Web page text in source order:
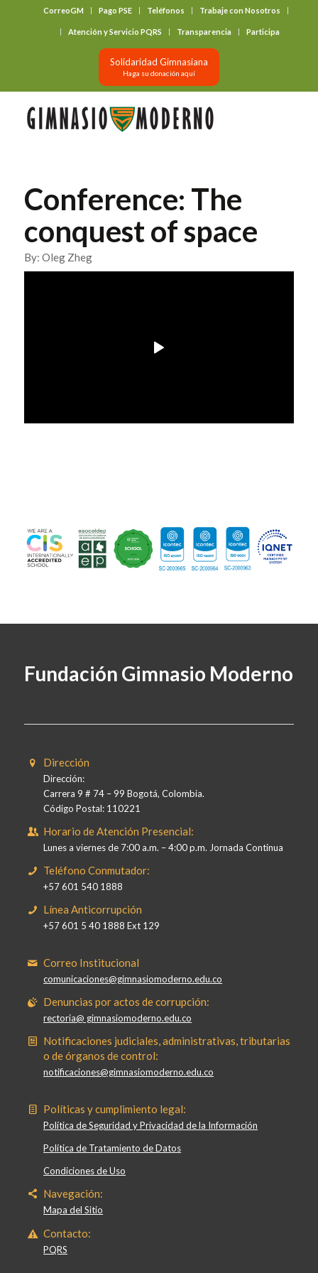
CorreoGM Pago PSE Teléfonos Trabaje con Nosotros
Atención y Servicio PQRS Transparencia Participa
Solidaridad Gimnasiana
Haga su donación aquí
Conference: The
conquest of space
By: Oleg Zheg
Fundación Gimnasio Moderno
Dirección
Dirección:
Carrera 9 # 74 – 99 Bogotá, Colombia.
Código Postal: 110221
Horario de Atención Presencial:
Lunes a viernes de 7:00 a.m. – 4:00 p.m. Jornada Continua
Teléfono Conmutador:
+57 601 540 1888
Línea Anticorrupción
+57 601 5 40 1888 Ext 129
Correo Institucional
comunicaciones@gimnasiomoderno.edu.co
Denuncias por actos de corrupción:
rectoria@ gimnasiomoderno.edu.co
Notificaciones judiciales, administrativas, tributarias
o de órganos de control:
notificaciones@gimnasiomoderno.edu.co
Políticas y cumplimiento legal:
Política de Seguridad y Privacidad de la Información
Política de Tratamiento de Datos
Condiciones de Uso
Navegación:
Mapa del Sitio
Contacto:
PQRS